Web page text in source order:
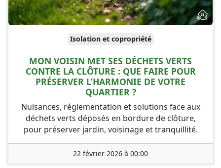
Isolation et copropriété
MON VOISIN MET SES DÉCHETS VERTS
CONTRE LA CLÔTURE : QUE FAIRE POUR
PRÉSERVER L’HARMONIE DE VOTRE
QUARTIER ?
Nuisances, réglementation et solutions face aux
déchets verts déposés en bordure de clôture,
pour préserver jardin, voisinage et tranquillité.
22 février 2026 à 00:00